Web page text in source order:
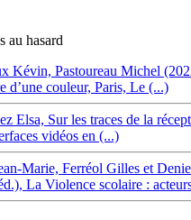
au hasard
Kévin, Pastoureau Michel
d’une couleur, Paris, Le (...)
Elsa, Sur les traces de la
vidéos en (...)
Marie, Ferréol Gilles et
La Violence scolaire :